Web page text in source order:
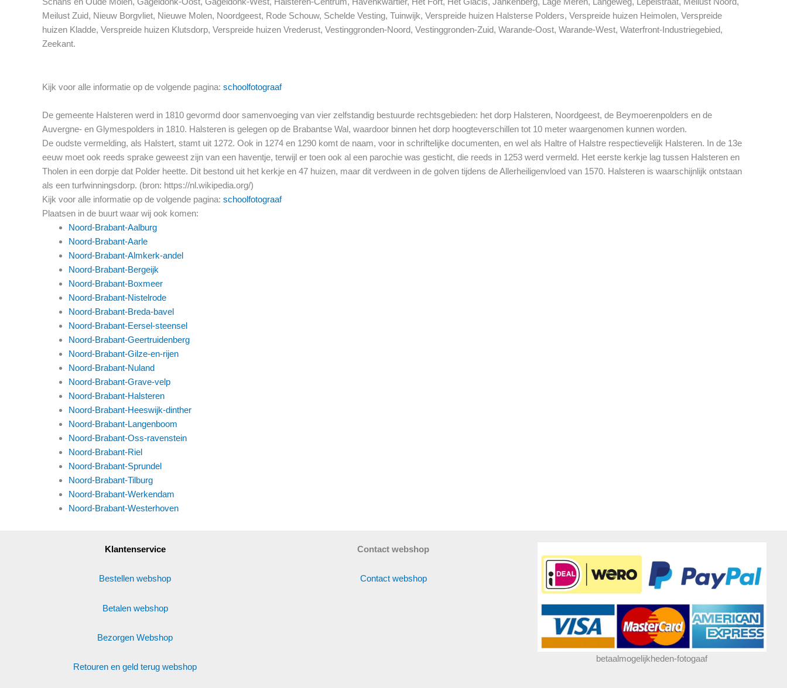
Meilust Zuid, Nieuw Borgvliet, Nieuwe Molen, Noordgeest, Rode Schouw, Schelde Vesting, Tuinwijk, Verspreide huizen Halsterse Polders, Verspreide huizen Heimolen, Verspreide
huizen Kladde, Verspreide huizen Klutsdorp, Verspreide huizen Vrederust, Vestinggronden-Noord, Vestinggronden-Zuid, Warande-Oost, Warande-West, Waterfront-Industriegebied,
Zeekant.
Kijk voor alle informatie op de volgende pagina: schoolfotograaf
De gemeente Halsteren werd in 1810 gevormd door samenvoeging van vier zelfstandig bestuurde rechtsgebieden: het dorp Halsteren, Noordgeest, de Beymoerenpolders en de
Auvergne- en Glymespolders in 1810. Halsteren is gelegen op de Brabantse Wal, waardoor binnen het dorp hoogteverschillen tot 10 meter waargenomen kunnen worden.
De oudste vermelding, als Halstert, stamt uit 1272. Ook in 1274 en 1290 komt de naam, voor in schriftelijke documenten, en wel als Haltre of Halstre respectievelijk Halsteren. In de 13e
eeuw moet ook reeds sprake geweest zijn van een haventje, terwijl er toen ook al een parochie was gesticht, die reeds in 1253 werd vermeld. Het eerste kerkje lag tussen Halsteren en
Tholen in een dorpje dat Polder heette. Dit bestond uit het kerkje en 47 huizen, maar dit verdween in de golven tijdens de Allerheiligenvloed van 1570. Halsteren is waarschijnlijk ontstaan
als een turfwinningsdorp. (bron: https://nl.wikipedia.org/)
Kijk voor alle informatie op de volgende pagina: schoolfotograaf
Plaatsen in de buurt waar wij ook komen:
Noord-Brabant-Aalburg
Noord-Brabant-Aarle
Noord-Brabant-Almkerk-andel
Noord-Brabant-Bergeijk
Noord-Brabant-Boxmeer
Noord-Brabant-Nistelrode
Noord-Brabant-Breda-bavel
Noord-Brabant-Eersel-steensel
Noord-Brabant-Geertruidenberg
Noord-Brabant-Gilze-en-rijen
Noord-Brabant-Nuland
Noord-Brabant-Grave-velp
Noord-Brabant-Halsteren
Noord-Brabant-Heeswijk-dinther
Noord-Brabant-Langenboom
Noord-Brabant-Oss-ravenstein
Noord-Brabant-Riel
Noord-Brabant-Sprundel
Noord-Brabant-Tilburg
Noord-Brabant-Werkendam
Noord-Brabant-Westerhoven
Klantenservice
Bestellen webshop
Betalen webshop
Bezorgen Webshop
Retouren en geld terug webshop
Contact webshop
Contact webshop
betaalmogelijkheden-fotogaaf